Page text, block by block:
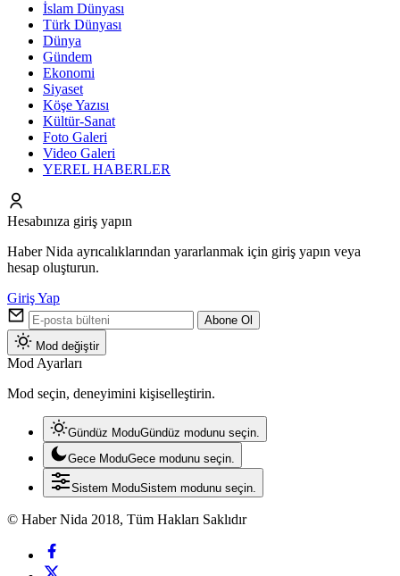
İslam Dünyası
Türk Dünyası
Dünya
Gündem
Ekonomi
Siyaset
Köşe Yazısı
Kültür-Sanat
Foto Galeri
Video Galeri
YEREL HABERLER
Hesabınıza giriş yapın
Haber Nida ayrıcalıklarından yararlanmak için giriş yapın veya
hesap oluşturun.
Giriş Yap
Abone Ol
Mod değiştir
Mod Ayarları
Mod seçin, deneyimini kişiselleştirin.
Gündüz ModuGündüz modunu seçin.
Gece ModuGece modunu seçin.
Sistem ModuSistem modunu seçin.
© Haber Nida 2018, Tüm Hakları Saklıdır